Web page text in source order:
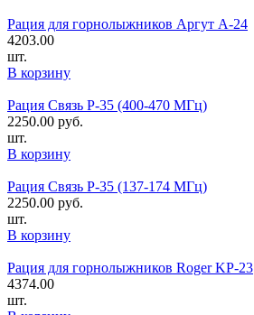
Рация для горнолыжников Аргут А-24
4203.00
шт.
В корзину
Рация Связь Р-35 (400-470 МГц)
2250.00 руб.
шт.
В корзину
Рация Связь Р-35 (137-174 МГц)
2250.00 руб.
шт.
В корзину
Рация для горнолыжников Roger KP-23
4374.00
шт.